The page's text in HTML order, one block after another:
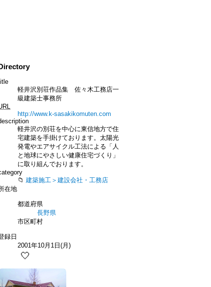
軽井沢別荘作品集 佐々木工務店一
級建築士事務所
http://www.k-sasakikomuten.com
軽井沢の別荘を中心に東信地方で住
宅建築を手掛けております。太陽光
発電やエアサイクル工法による「人
と地球にやさしい健康住宅づくり」
に取り組んでおります。
建築施工＞建設会社・工務店
在地
都道府県
長野県
市区町村
録日
2001年10月1日(月)
🤍